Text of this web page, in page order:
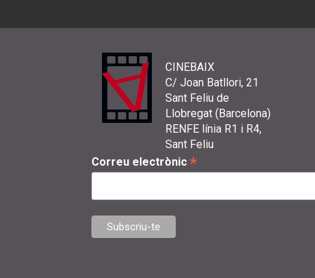
CINEBAIX
C/ Joan Batllori, 21
Sant Feliu de
Llobregat (Barcelona)
RENFE línia R1 i R4,
Sant Feliu
Correu electrònic *